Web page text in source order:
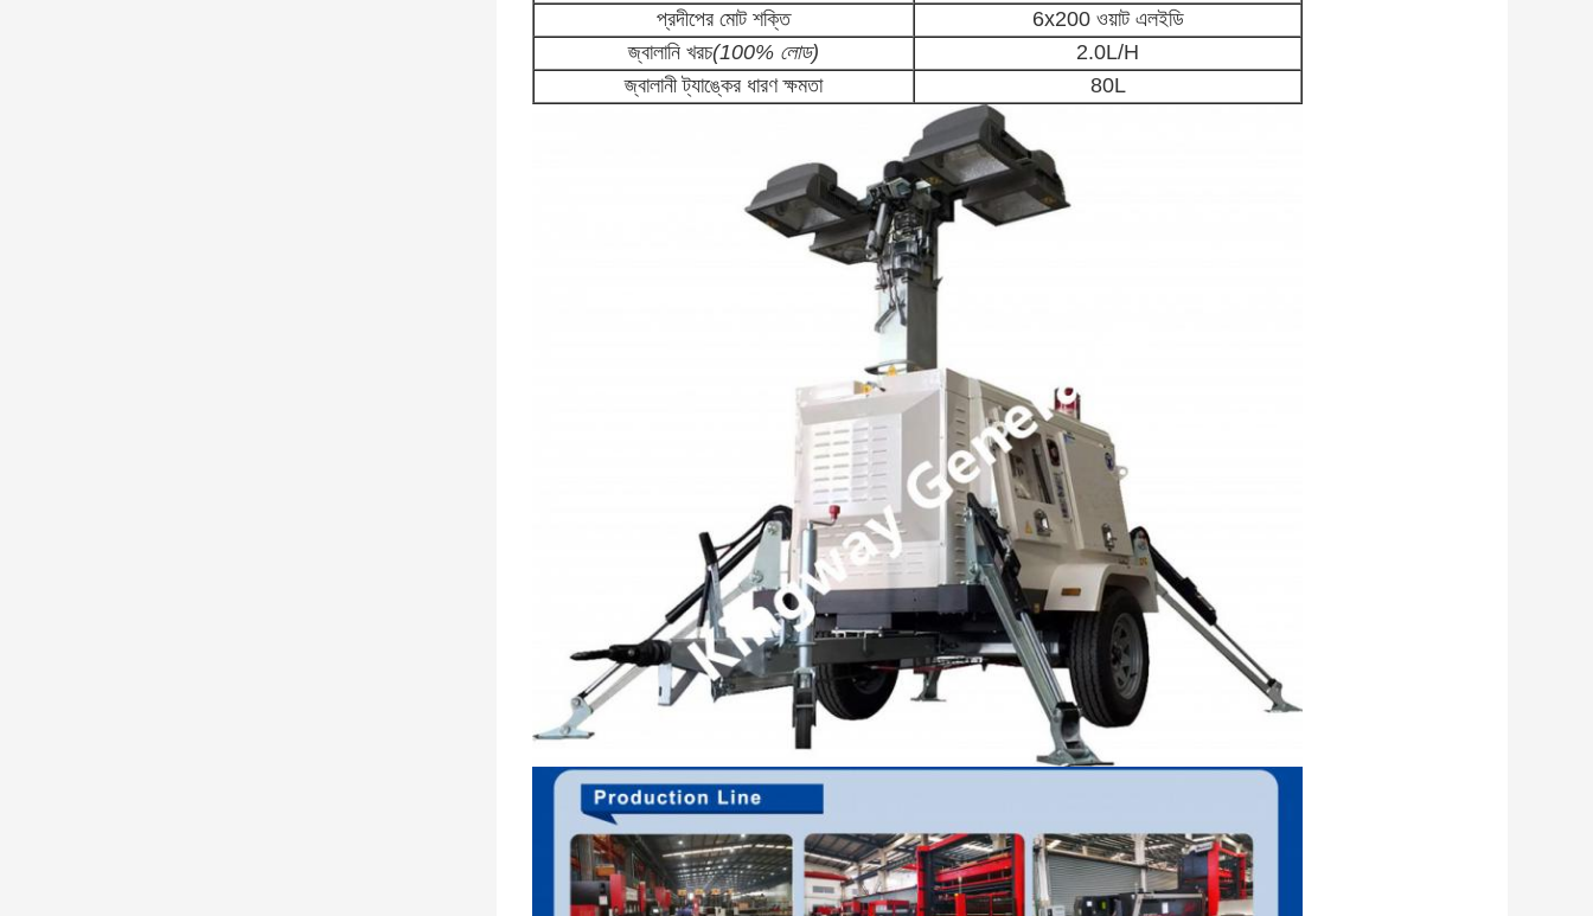
প্রদীপের মোট শক্তি
6x200 ওয়াট এলইডি
জ্বালানি খরচ(100% লোড)
2.0L/H
জ্বালানী ট্যাঙ্কের ধারণ ক্ষমতা
80L